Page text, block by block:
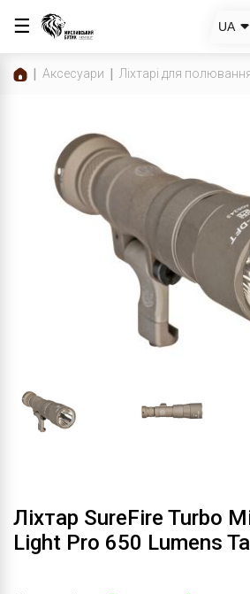
☰ UA
Аксесуари Ліхтарі для
Ліхтар SureFire Turbo
Light Pro 650 Lumens